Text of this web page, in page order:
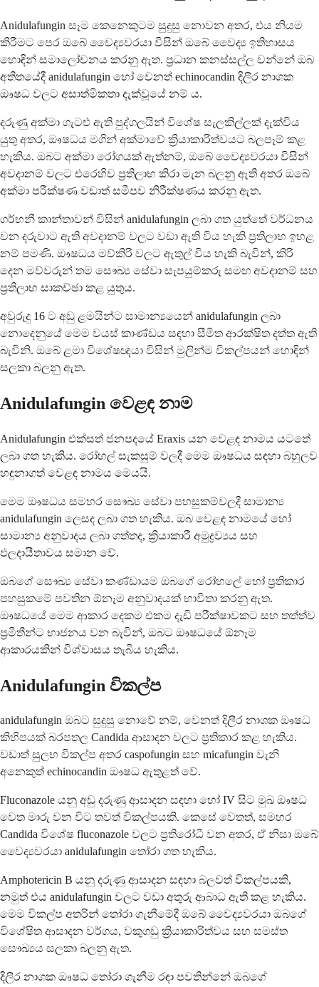
Anidulafungin සෑම කෙනෙකුටම සුදුසු නොවන අතර, එය නියම
කිරීමට පෙර ඔබේ වෛද්‍යවරයා විසින් ඔබේ වෛද්‍ය ඉතිහාසය
හොඳින් සමාලෝචනය කරනු ඇත. ප්‍රධාන කනස්සල්ල වන්නේ ඔබ
අතීතයේදී anidulafungin හෝ වෙනත් echinocandin දිලීර නාශක
ඖෂධ වලට අසාත්මිකතා දැක්වූයේ නම් ය.
දරුණු අක්මා ගැටළු ඇති පුද්ගලයින් විශේෂ සැලකිල්ලක් දැක්විය
යුතු අතර, ඖෂධය මගින් අක්මාවේ ක්‍රියාකාරිත්වයට බලපෑම් කළ
හැකිය. ඔබට අක්මා රෝගයක් ඇත්නම්, ඔබේ වෛද්‍යවරයා විසින්
අවදානම් වලට එරෙහිව ප්‍රතිලාභ කිරා මැන බලනු ඇති අතර ඔබේ
අක්මා පරීක්ෂණ වඩාත් සමීපව නිරීක්ෂණය කරනු ඇත.
ගර්භනී කාන්තාවන් විසින් anidulafungin ලබා ගත යුත්තේ වර්ධනය
වන දරුවාට ඇති අවදානම් වලට වඩා ඇති විය හැකි ප්‍රතිලාභ ඉහළ
නම් පමණි. ඖෂධය මව්කිරි වලට ඇතුල් විය හැකි බැවින්, කිරි
දෙන මව්වරුන් තම සෞඛ්‍ය සේවා සැපයුම්කරු සමඟ අවදානම් සහ
ප්‍රතිලාභ සාකච්ඡා කළ යුතුය.
අවුරුදු 16 ට අඩු ළමයින්ට සාමාන්‍යයෙන් anidulafungin ලබා
නොදෙනුයේ මෙම වයස් කාණ්ඩය සඳහා සීමිත ආරක්ෂිත දත්ත ඇති
බැවිනි. ඔබේ ළමා විශේෂඥයා විසින් මුලින්ම විකල්පයන් හොඳින්
සලකා බලනු ඇත.
Anidulafungin වෙළඳ නාම
Anidulafungin එක්සත් ජනපදයේ Eraxis යන වෙළඳ නාමය යටතේ
ලබා ගත හැකිය. රෝහල් සැකසුම් වලදී මෙම ඖෂධය සඳහා බහුලව
හඳුනාගත් වෙළඳ නාමය මෙයයි.
මෙම ඖෂධය සමහර සෞඛ්‍ය සේවා පහසුකම්වලදී සාමාන්‍ය
anidulafungin ලෙසද ලබා ගත හැකිය. ඔබ වෙළඳ නාමයේ හෝ
සාමාන්‍ය අනුවාදය ලබා ගත්තද, ක්‍රියාකාරී අමුද්‍රව්‍යය සහ
ඵලදායීතාවය සමාන වේ.
ඔබගේ සෞඛ්‍ය සේවා කණ්ඩායම ඔබගේ රෝහලේ හෝ ප්‍රතිකාර
පහසුකමේ පවතින ඕනෑම අනුවාදයක් භාවිතා කරනු ඇත.
ඖෂධයේ මෙම ආකාර දෙකම එකම දැඩි පරීක්ෂාවකට සහ තත්ත්ව
ප්‍රමිතීන්ට භාජනය වන බැවින්, ඔබට ඖෂධයේ ඕනෑම
ආකාරයකින් විශ්වාසය තැබිය හැකිය.
Anidulafungin විකල්ප
anidulafungin ඔබට සුදුසු නොවේ නම්, වෙනත් දිලීර නාශක ඖෂධ
කිහිපයක් බරපතල Candida ආසාදන වලට ප්‍රතිකාර කළ හැකිය.
වඩාත් සුලභ විකල්ප අතර caspofungin සහ micafungin වැනි
අනෙකුත් echinocandin ඖෂධ ඇතුළත් වේ.
Fluconazole යනු අඩු දරුණු ආසාදන සඳහා හෝ IV සිට මුඛ ඖෂධ
වෙත මාරු වන විට තවත් විකල්පයකි. කෙසේ වෙතත්, සමහර
Candida විශේෂ fluconazole වලට ප්‍රතිරෝධී වන අතර, ඒ නිසා ඔබේ
වෛද්‍යවරයා anidulafungin තෝරා ගත හැකිය.
Amphotericin B යනු දරුණු ආසාදන සඳහා බලවත් විකල්පයකි,
නමුත් එය anidulafungin වලට වඩා අතුරු ආබාධ ඇති කළ හැකිය.
මෙම විකල්ප අතරින් තෝරා ගැනීමේදී ඔබේ වෛද්‍යවරයා ඔබගේ
විශේෂිත ආසාදන වර්ගය, වකුගඩු ක්‍රියාකාරිත්වය සහ සමස්ත
සෞඛ්‍යය සලකා බලනු ඇත.
දිලීර නාශක ඖෂධ තෝරා ගැනීම රඳා පවතින්නේ ඔබගේ